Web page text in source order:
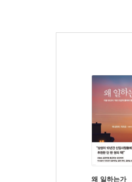
왜 일하는가